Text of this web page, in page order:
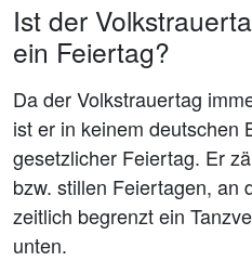
Ist der
ein Feiertag?
Da der Volkstrauertag
ist er in keinem deutschen
gesetzlicher Feiertag. Er
bzw. stillen Feiertagen, an
zeitlich begrenzt ein
unten.